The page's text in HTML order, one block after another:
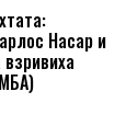
Насар и